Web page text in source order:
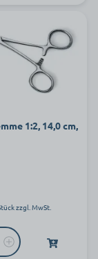
1:2, 14,0 cm,
zzgl. MwSt.